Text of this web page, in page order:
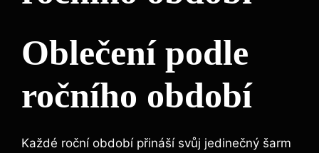
Oblečení podle
ročního období
Každé roční období přináší svůj jedinečný šarm